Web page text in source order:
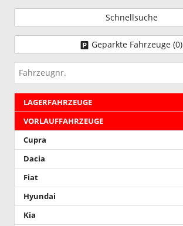
Schnellsuche
Geparkte Fahrzeuge (0)
Fahrzeugnr.
LAGERFAHRZEUGE
VORLAUFFAHRZEUGE
Cupra
Dacia
Fiat
Hyundai
Kia